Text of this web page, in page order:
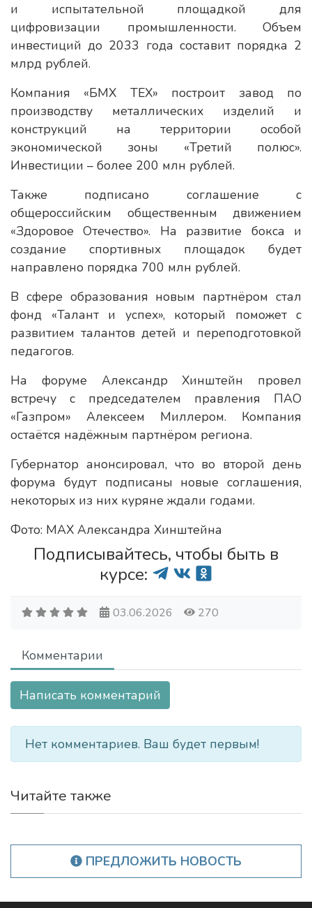
и испытательной площадкой для
цифровизации промышленности. Объем
инвестиций до 2033 года составит порядка 2
млрд рублей.
Компания «БМХ ТЕХ» построит завод по
производству металлических изделий и
конструкций на территории особой
экономической зоны «Третий полюс».
Инвестиции – более 200 млн рублей.
Также подписано соглашение с
общероссийским общественным движением
«Здоровое Отечество». На развитие бокса и
создание спортивных площадок будет
направлено порядка 700 млн рублей.
В сфере образования новым партнёром стал
фонд «Талант и успех», который поможет с
развитием талантов детей и переподготовкой
педагогов.
На форуме Александр Хинштейн провел
встречу с председателем правления ПАО
«Газпром» Алексеем Миллером. Компания
остаётся надёжным партнёром региона.
Губернатор анонсировал, что во второй день
форума будут подписаны новые соглашения,
некоторых из них куряне ждали годами.
Фото: MAX Александра Хинштейна
Подписывайтесь, чтобы быть в
курсе:
03.06.2026 270
Комментарии
Написать комментарий
Нет комментариев. Ваш будет первым!
Читайте также
ПРЕДЛОЖИТЬ НОВОСТЬ